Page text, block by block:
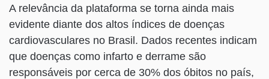
A relevância da plataforma se torna ainda mais
evidente diante dos altos índices de doenças
cardiovasculares no Brasil. Dados recentes indicam
que doenças como infarto e derrame são
responsáveis por cerca de 30% dos óbitos no país,